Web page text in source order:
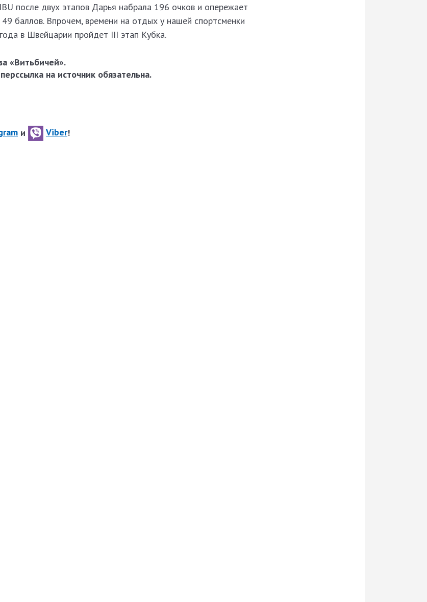
после двух этапов Дарья набрала 196 очков и опережает
баллов. Впрочем, времени на отдых у нашей спортсменки
в Швейцарии пройдет III этап Кубка.
«Витьбичей».
на источник обязательна.
и Viber!